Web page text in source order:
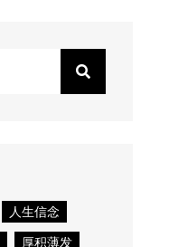
人生信念
厚积薄发